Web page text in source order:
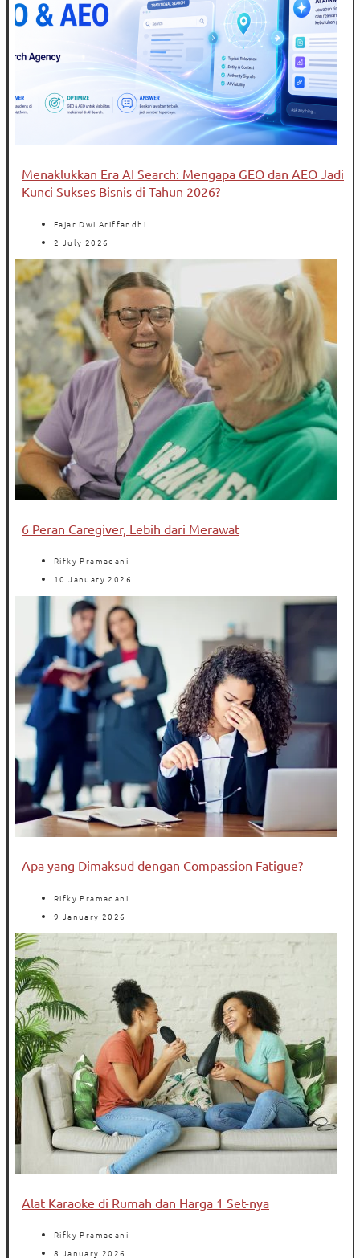
Menaklukkan Era AI Search: Mengapa GEO dan AEO Jadi
Kunci Sukses Bisnis di Tahun 2026?
Fajar Dwi Ariffandhi
2 July 2026
6 Peran Caregiver, Lebih dari Merawat
Rifky Pramadani
10 January 2026
Apa yang Dimaksud dengan Compassion Fatigue?
Rifky Pramadani
9 January 2026
Alat Karaoke di Rumah dan Harga 1 Set-nya
Rifky Pramadani
8 January 2026